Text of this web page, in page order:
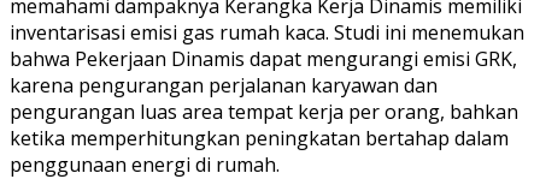
memahami dampaknya Kerangka Kerja Dinamis memiliki
inventarisasi emisi gas rumah kaca. Studi ini menemukan
bahwa Pekerjaan Dinamis dapat mengurangi emisi GRK,
karena pengurangan perjalanan karyawan dan
pengurangan luas area tempat kerja per orang, bahkan
ketika memperhitungkan peningkatan bertahap dalam
penggunaan energi di rumah.